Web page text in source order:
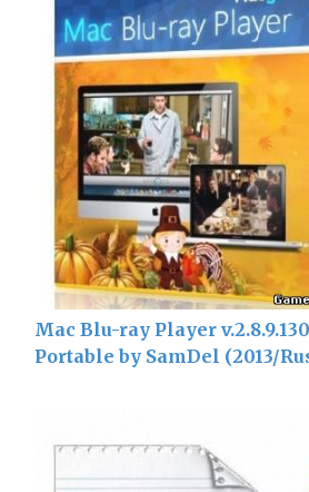
Mac Blu-ray Player
Portable by SamDel (2013/